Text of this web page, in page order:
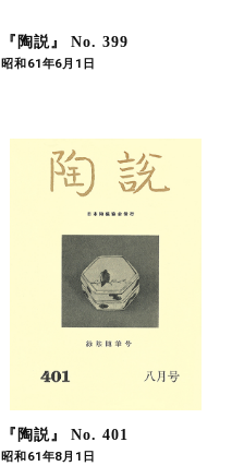
『陶説』 No. 399
昭和61年6月1日
『陶説』 No. 401
昭和61年8月1日